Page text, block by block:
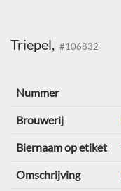
Triepel, #106832
Nummer
Brouwerij
Biernaam op etiket
Omschrijving